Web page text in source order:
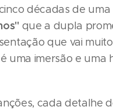
décadas de uma
que a dupla
que vai
uma imersão e uma
cada detalhe